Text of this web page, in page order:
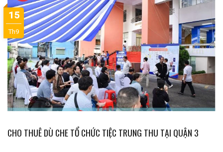
CHO THUÊ DÙ CHE TỔ CHỨC TIỆC TRUNG THU TẠI QUẬN 3
15
Th9